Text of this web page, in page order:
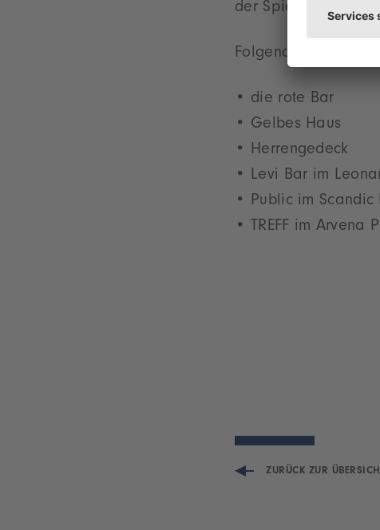
der
Folgende Bars
die rote Bar
Gelbes Haus
Herrengedeck
Levi Bar im
Public im
TREFF im Arvena
ZURÜCK ZUR